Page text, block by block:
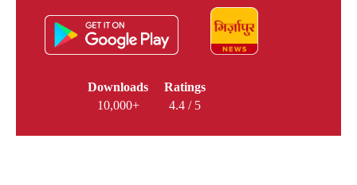
Downloads
10,000+
Ratings
4.4 / 5